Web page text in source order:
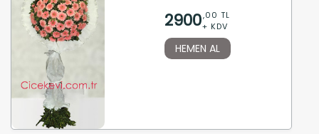
2900,00 TL
+ KDV
HEMEN AL